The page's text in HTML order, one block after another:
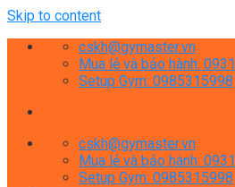
Skip to content
cskh@gymaster.vn
Mua lẻ và bảo hành:
Setup Gym: 0985315998
cskh@gymaster.vn
Mua lẻ và bảo hành:
Setup Gym: 0985315998